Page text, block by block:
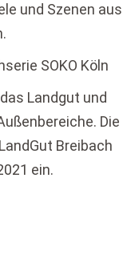
und Szenen aus
SOKO Köln
Landgut und
Die
Breibach
ein.